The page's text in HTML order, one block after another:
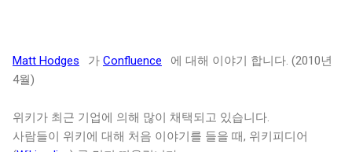
Matt Hodges 가 Confluence
에 대해 이야기 합니다. (2010년
4월)
위키가 최근 기업에 의해 많이 채택되고 있습니다.
사람들이 위키에 대해 처음 이야기를 들을 때, 위키피디어